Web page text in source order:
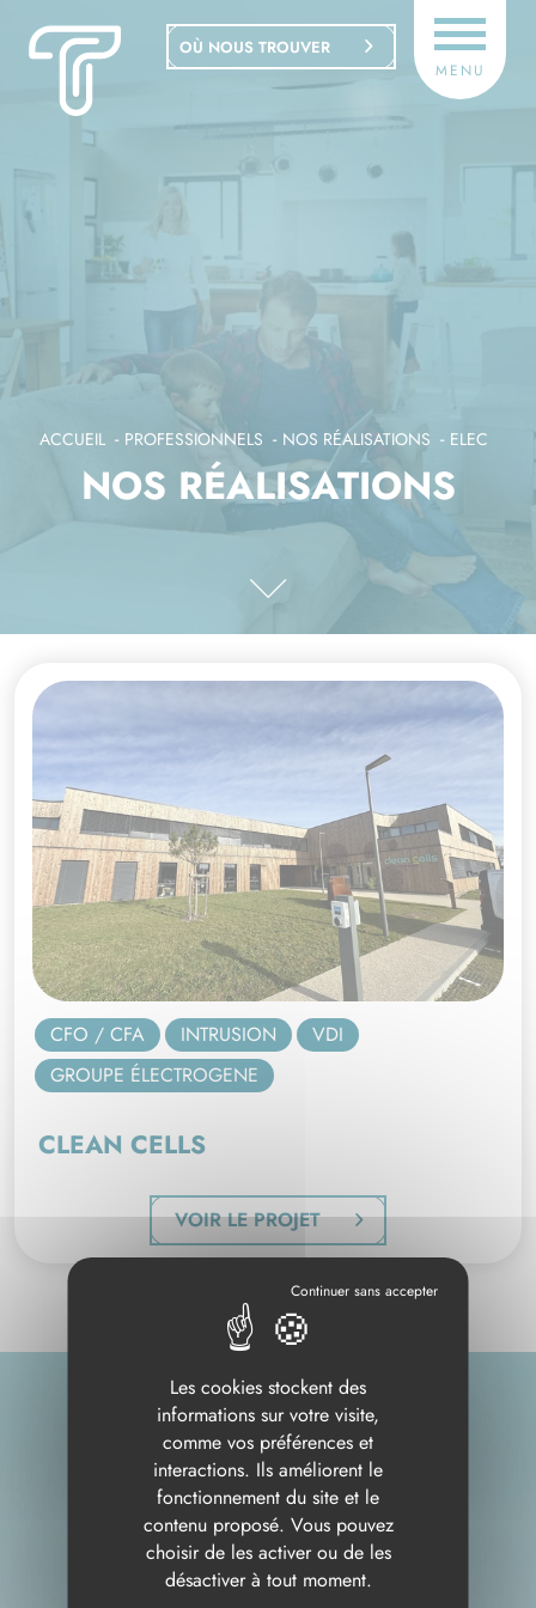
OÙ NOUS TROUVER
MENU
ACCUEIL PROFESSIONNELS NOS RÉALISATIONS ELEC
NOS RÉALISATIONS
CFO / CFA INTRUSION
VDI
GROUPE ÉLECTROGENE
CLEAN CELLS
VOIR LE PROJET
LES CHIFFRES-CLÉS
Les cookies stockent des
informations sur votre visite,
comme vos préférences et
interactions. Ils améliorent le
fonctionnement du site et le
contenu proposé. Vous pouvez
choisir de les activer ou de les
désactiver à tout moment.